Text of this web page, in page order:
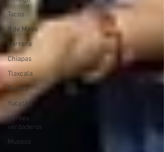
Tacos
8 de Mayo
Carrera
Chiapas
Tlaxcala
Puebla
Yucatán
Héroes
verdaderos
Museos